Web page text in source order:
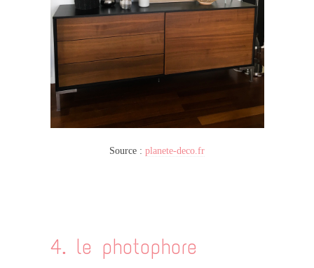
Source : planete-deco.fr
4. le photophore